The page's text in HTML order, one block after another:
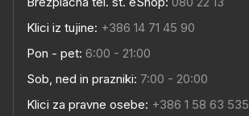
Klici iz tujine: +386 14 71 45 90
Pon - pet: 6:00 - 21:00
Sob, ned in prazniki: 7:00 - 20:00
Klici za pravne osebe: +386 1 58 63 535